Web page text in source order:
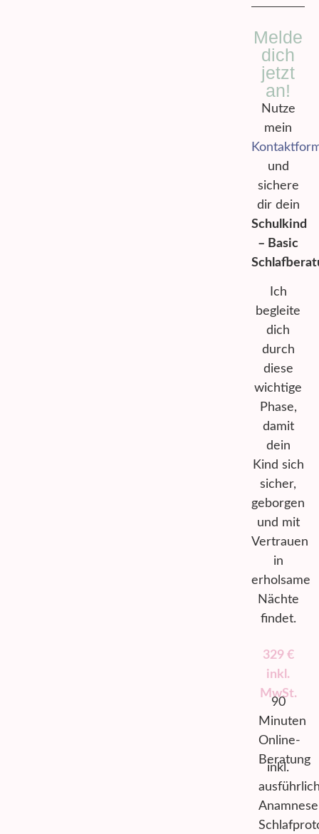
Melde
dich
jetzt
an!
Nutze
mein
und
sichere
dir dein
Schulkind
– Basic
Ich
begleite
dich
durch
diese
wichtige
Phase,
damit
dein
Kind sich
sicher,
geborgen
und mit
Vertrauen
in
erholsame
Nächte
findet.
329 €
inkl.
MwSt.
90
Minuten
Online-
Beratung
inkl.